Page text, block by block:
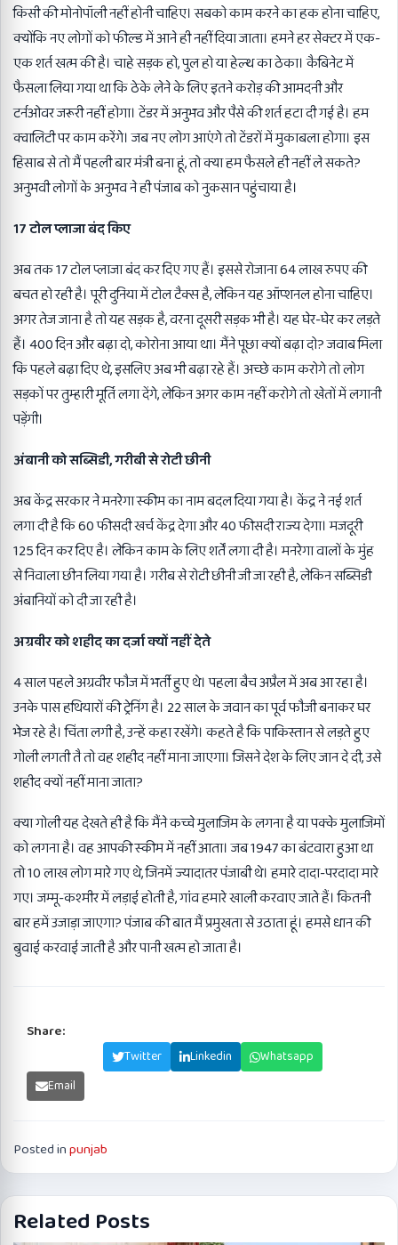
किसी की मोनोपॉली नहीं होनी चाहिए। सबको काम करने का हक होना चाहिए,
क्योंकि नए लोगों को फील्ड में आने ही नहीं दिया जाता। हमने हर सेक्टर में एक-
एक शर्त खत्म की है। चाहे सड़क हो, पुल हो या हेल्थ का ठेका। कैबिनेट में
फैसला लिया गया था कि ठेके लेने के लिए इतने करोड़ की आमदनी और
टर्नओवर जरूरी नहीं होगा। टेंडर में अनुभव और पैसे की शर्त हटा दी गई है। हम
क्वालिटी पर काम करेंगे। जब नए लोग आएंगे तो टेंडरों में मुकाबला होगा। इस
हिसाब से तो मैं पहली बार मंत्री बना हूं, तो क्या हम फैसले ही नहीं ले सकते?
अनुभवी लोगों के अनुभव ने ही पंजाब को नुकसान पहुंचाया है।
17 टोल प्लाजा बंद किए
अब तक 17 टोल प्लाजा बंद कर दिए गए हैं। इससे रोजाना 64 लाख रुपए की
बचत हो रही है। पूरी दुनिया में टोल टैक्स है, लेकिन यह ऑप्शनल होना चाहिए।
अगर तेज जाना है तो यह सड़क है, वरना दूसरी सड़क भी है। यह घेर-घेर कर लड़ते
हैं। 400 दिन और बढ़ा दो, कोरोना आया था। मैंने पूछा क्यों बढ़ा दो? जवाब मिला
कि पहले बढ़ा दिए थे, इसलिए अब भी बढ़ा रहे हैं। अच्छे काम करोगे तो लोग
सड़कों पर तुम्हारी मूर्ति लगा देंगे, लेकिन अगर काम नहीं करोगे तो खेतों में लगानी
पड़ेंगी।
अंबानी को सब्सिडी, गरीबी से रोटी छीनी
अब केंद्र सरकार ने मनरेगा स्कीम का नाम बदल दिया गया है। केंद्र ने नई शर्त
लगा दी है कि 60 फीसदी खर्च केंद्र देगा और 40 फीसदी राज्य देगा। मजदूरी
125 दिन कर दिए है। लेकिन काम के लिए शर्तें लगा दी है। मनरेगा वालों के मुंह
से निवाला छीन लिया गया है। गरीब से रोटी छीनी जी जा रही है, लेकिन सब्सिडी
अंबानियों को दी जा रही है।
अग्रवीर को शहीद का दर्जा क्यों नहीं देते
4 साल पहले अग्रवीर फौज में भर्ती हुए थे। पहला बैच अप्रैल में अब आ रहा है।
उनके पास हथियारों की ट्रेनिंग है। 22 साल के जवान का पूर्व फौजी बनाकर घर
भेज रहे है। चिंता लगी है, उन्हें कहा रखेंगे। कहते है कि पाकिस्तान से लड़ते हुए
गोली लगती तै तो वह शहीद नहीं माना जाएगा। जिसने देश के लिए जान दे दी, उसे
शहीद क्यों नहीं माना जाता?
क्या गोली यह देखते ही है कि मैंने कच्चे मुलाजिम के लगना है या पक्के मुलाजिमों
को लगना है। वह आपकी स्कीम में नहीं आता। जब 1947 का बंटवारा हुआ था
तो 10 लाख लोग मारे गए थे, जिनमें ज्यादातर पंजाबी थे। हमारे दादा-परदादा मारे
गए। जम्मू-कश्मीर में लड़ाई होती है, गांव हमारे खाली करवाए जाते हैं। कितनी
बार हमें उजाड़ा जाएगा? पंजाब की बात मैं प्रमुखता से उठाता हूं। हमसे धान की
बुवाई करवाई जाती है और पानी खत्म हो जाता है।
Share:
Twitter Linkedin
Whatsapp
Email
Posted inpunjab
Related Posts